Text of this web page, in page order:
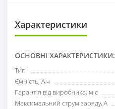
Характеристики
ОСНОВНІ ХАРАКТЕРИСТИКИ:
Тип
Ємність, А.ч
Гарантія від виробника, міс
Максимальний струм заряду, А